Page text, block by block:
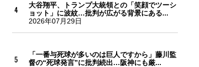
大谷翔平、トランプ大統領との「笑顔でツーシ
ョット」に波紋…批判が広がる背景にある...
2026年07月29日
「一番与死球が多いのは巨人ですから」藤川監
督の“死球発言”に批判続出…阪神にも厳...